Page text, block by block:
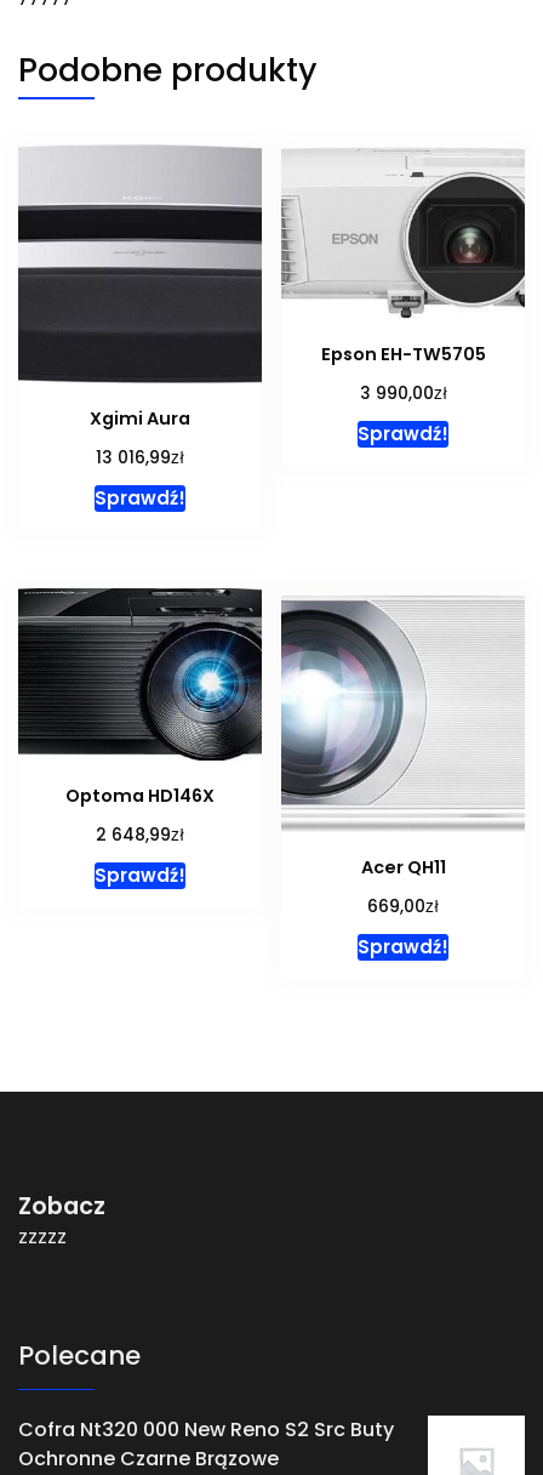
Podobne produkty
Xgimi Aura
13 016,99zł
Sprawdź!
Epson EH-TW5705
3 990,00zł
Sprawdź!
Optoma HD146X
2 648,99zł
Sprawdź! Acer QH11
669,00zł
Sprawdź!
Zobacz
zzzzz
Polecane
Cofra Nt320 000 New Reno S2 Src Buty
Ochronne Czarne Brązowe